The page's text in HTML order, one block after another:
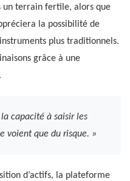
un terrain fertile, alors que
la possibilité de
plus traditionnels.
grâce à une
capacité à saisir les
voient que du risque. »
d’actifs, la plateforme